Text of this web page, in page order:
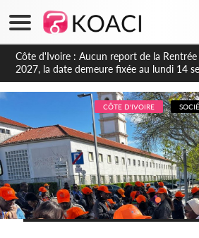
Côte d'Ivoire : Indépendance à Blahou, le
fête nous invite à mesurer le chemin
notre engagement collectif en faveur du
CÔTE D'IVOIRE